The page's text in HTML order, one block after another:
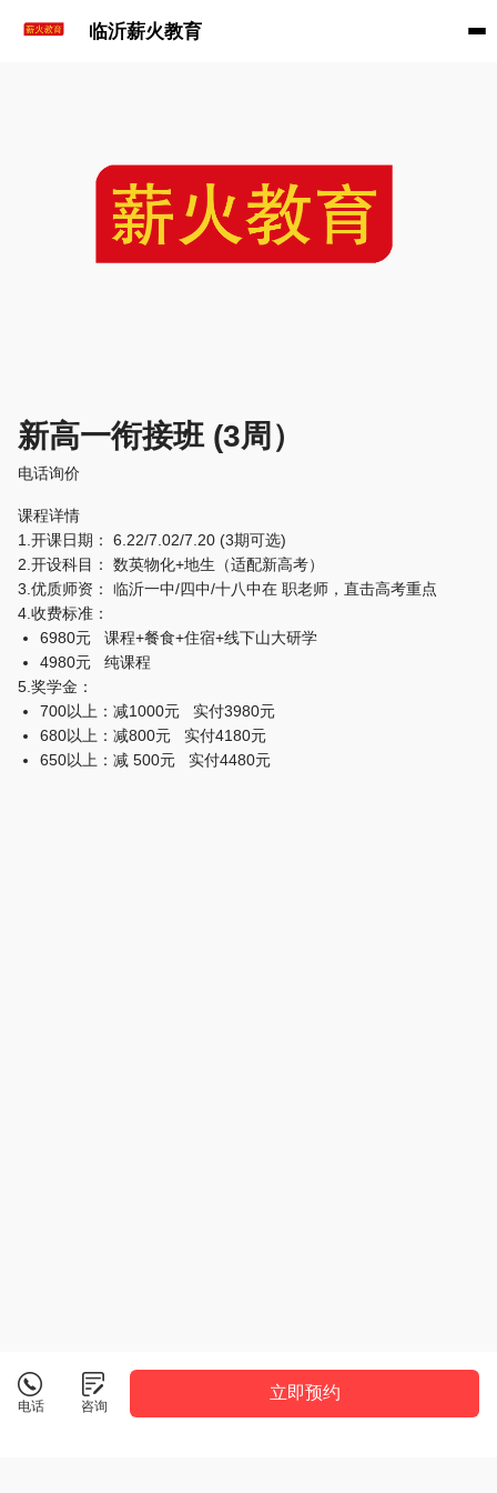
临沂薪火教育
新高一衔接班 (3周）
电话询价
课程详情
1.开课日期： 6.22/7.02/7.20 (3期可选)
2.开设科目： 数英物化+地生（适配新高考）
3.优质师资： 临沂一中/四中/十八中在 职老师，直击高考重点
4.收费标准：
6980元 课程+餐食+住宿+线下山大研学
4980元 纯课程
5.奖学金：
700以上：减1000元 实付3980元
680以上：减800元 实付4180元
650以上：减 500元 实付4480元
电话 咨询
立即预约